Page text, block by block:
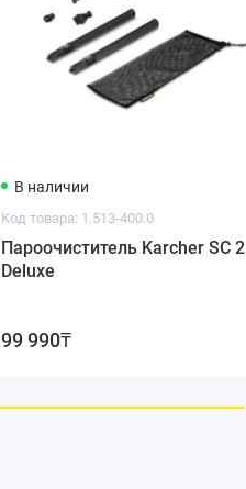
В наличии
Код товара: 1.513-400.0
Пароочиститель Karcher SC 2
Deluxe
99 990₸